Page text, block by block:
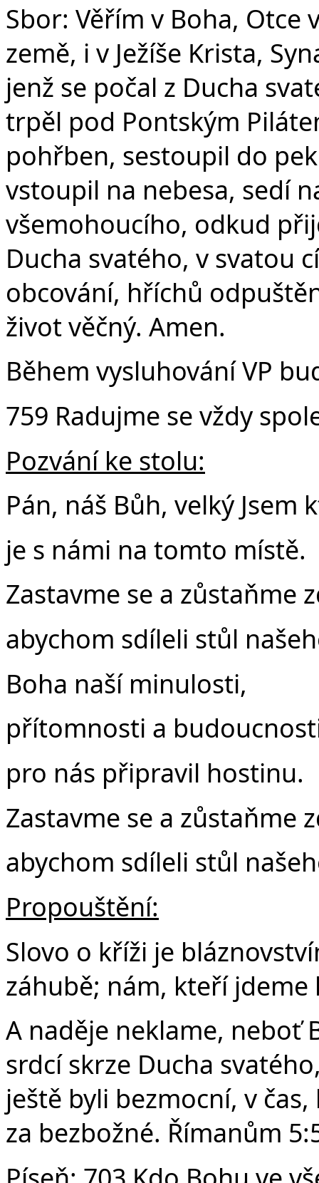
Sbor: Věřím v Boha,
země, i v Ježíše Krista,
jenž se počal z Ducha
trpěl pod Pontským
pohřben, sestoupil do
vstoupil na nebesa, sedí
všemohoucího, odkud
Ducha svatého, v svatou
obcování, hříchů
život věčný. Amen.
Během vysluhování VP
759 Radujme se vždy
Pozvání ke stolu:
Pán, náš Bůh, velký Jsem
je s námi na tomto místě.
Zastavme se a zůstaňme
abychom sdíleli stůl
Boha naší minulosti,
přítomnosti a
pro nás připravil hostinu.
Zastavme se a zůstaňme
abychom sdíleli stůl
Propouštění:
Slovo o kříži je
záhubě; nám, kteří jdeme
A naděje neklame, neboť
srdcí skrze Ducha
ještě byli bezmocní, v
za bezbožné. Římanům